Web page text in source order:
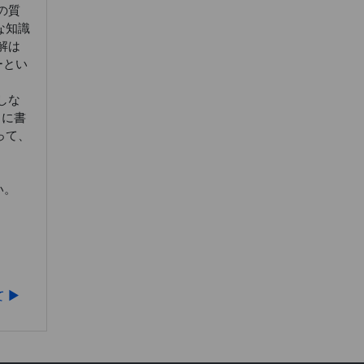
質
知識
は
い
な
書
、
▶︎